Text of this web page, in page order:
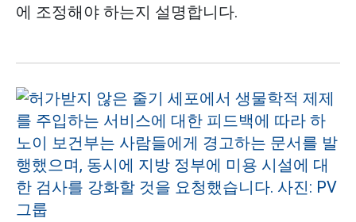
에 조정해야 하는지 설명합니다.